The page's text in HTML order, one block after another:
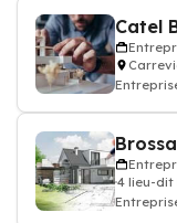
Catel
4 lieu-dit